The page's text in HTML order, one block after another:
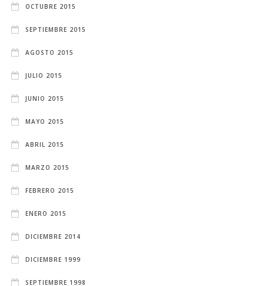
OCTUBRE 2015
SEPTIEMBRE 2015
AGOSTO 2015
JULIO 2015
JUNIO 2015
MAYO 2015
ABRIL 2015
MARZO 2015
FEBRERO 2015
ENERO 2015
DICIEMBRE 2014
DICIEMBRE 1999
SEPTIEMBRE 1998